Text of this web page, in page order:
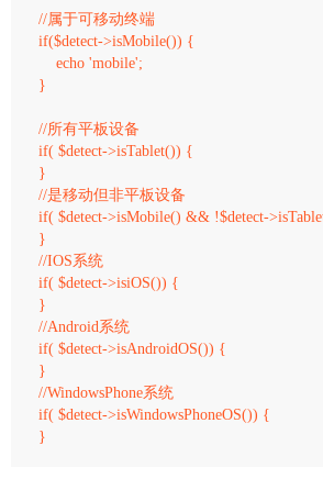
//属于可移动终端
if($detect->isMobile()) {
    echo 'mobile';
}
//所有平板设备
if( $detect->isTablet()) {
}
//是移动但非平板设备
if( $detect->isMobile() && !$detect-
}
//IOS系统
if( $detect->isiOS()) {
}
//Android系统
if( $detect->isAndroidOS()) {
}
//WindowsPhone系统
if( $detect->isWindowsPhoneOS()) {